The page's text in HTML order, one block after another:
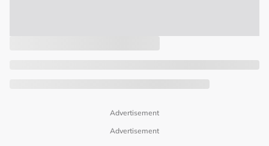
Advertisement
Advertisement